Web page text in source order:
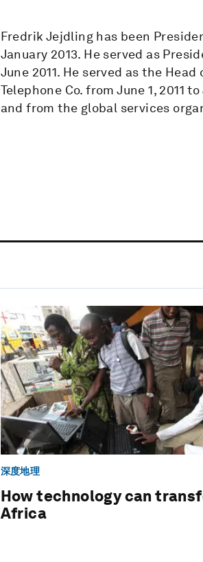
Fredrik Jejdling has been
January 2013. He served as
June 2011. He served as the
Telephone Co. from June 1, 2011
and from the global services
深度地理
How technology can
Africa